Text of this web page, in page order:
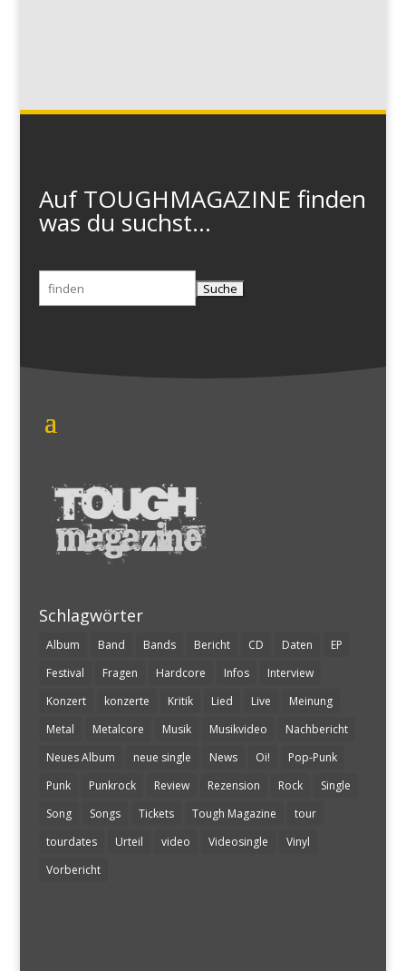
Auf TOUGHMAGAZINE finden
was du suchst...
Suchen
nach:
Schlagwörter
Album Band Bands Bericht CD Daten
EP
Festival
Fragen Hardcore Infos
Interview
Konzert
konzerte Kritik Lied Live
Meinung
Metal
Metalcore Musik Musikvideo
Nachbericht
Neues Album
neue single News Oi!
Pop-Punk
Punk
Punkrock Review Rezension Rock
Single
Song
Songs Tickets Tough Magazine
tour
tourdates
Urteil video Videosingle
Vinyl
Vorbericht